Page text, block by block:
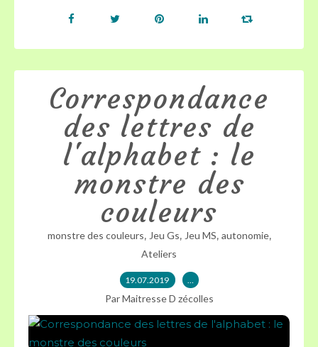
Correspondance
des lettres de
l'alphabet : le
monstre des
couleurs
monstre des couleurs, Jeu Gs, Jeu MS, autonomie,
Ateliers
19.07.2019 …
Par Maitresse D zécolles